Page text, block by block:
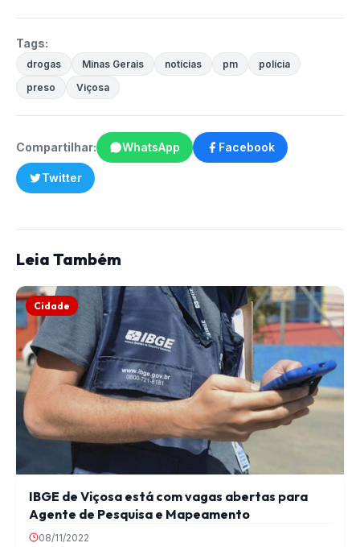
Tags:
drogas Minas Gerais notícias pm
polícia
preso
Viçosa
Compartilhar: WhatsApp Facebook
Twitter
Leia Também
Cidade
IBGE de Viçosa está com vagas abertas para
Agente de Pesquisa e Mapeamento
08/11/2022